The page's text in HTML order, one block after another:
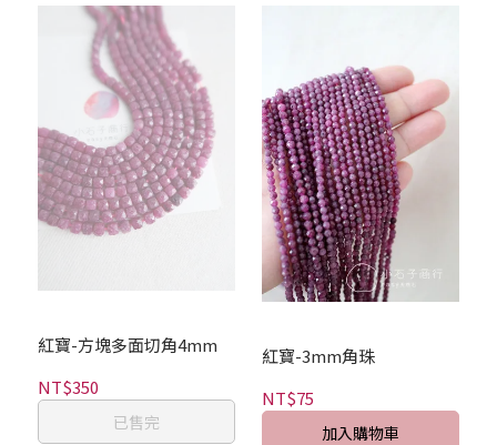
紅寶-方塊多面切角4mm
NT$350
已售完
紅寶-3mm角珠
NT$75
加入購物車